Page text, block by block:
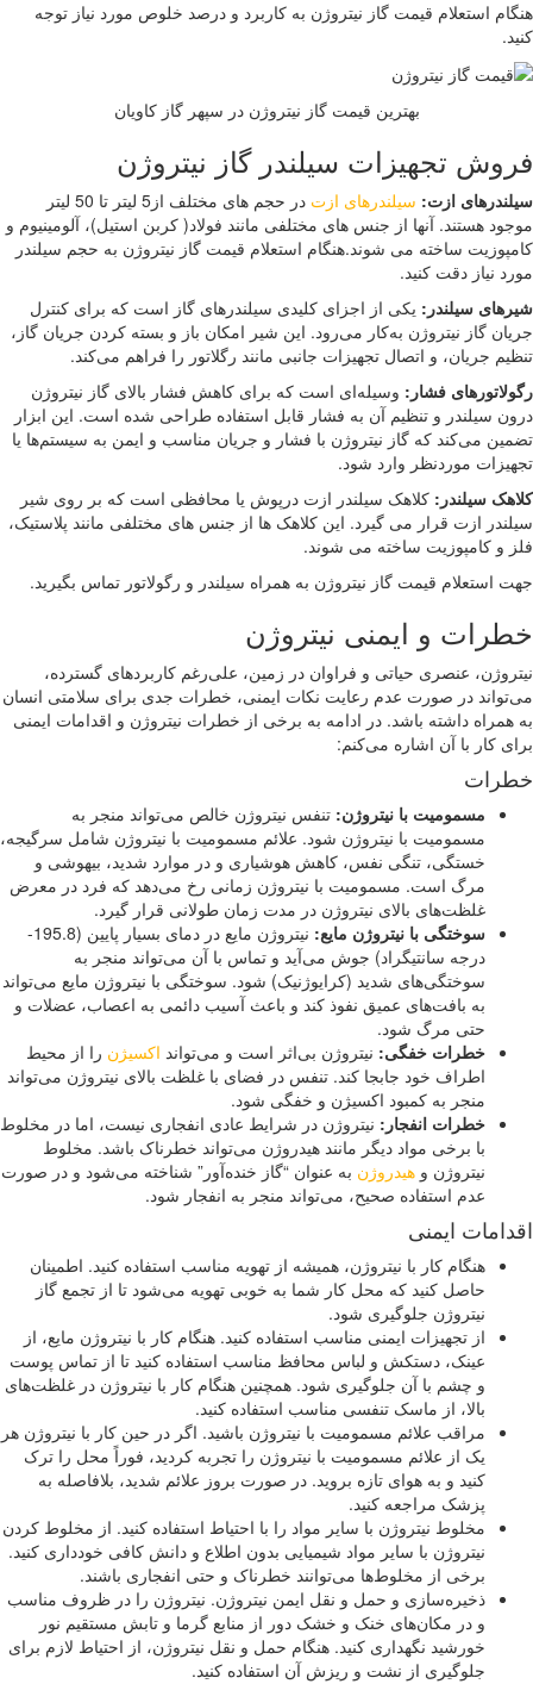
استعلام قیمت گاز نیتروژن به کاربرد و درصد خلوص مورد نیاز توجه
بهترین قیمت گاز نیتروژن در سپهر گاز کاویان
تجهیزات سیلندر گاز نیتروژن
ازت: سیلندرهای ازت
در حجم های مختلف از5 لیتر تا 50 لیتر
هستند. آنها از جنس های مختلفی مانند فولاد( کربن استیل)، آلومینیوم و
ساخته می شوند.هنگام استعلام قیمت گاز نیتروژن به حجم سیلندر
نیاز دقت کنید.
سیلندر:یکی از اجزای کلیدی سیلندرهای گاز است که برای کنترل
گاز نیتروژن به‌کار می‌رود. این شیر امکان باز و بسته کردن جریان گاز،
جریان، و اتصال تجهیزات جانبی مانند رگلاتور را فراهم می‌کند.
فشار:وسیله‌ای است که برای کاهش فشار بالای گاز نیتروژن
سیلندر و تنظیم آن به فشار قابل استفاده طراحی شده است. این ابزار
می‌کند که گاز نیتروژن با فشار و جریان مناسب و ایمن به سیستم‌ها یا
موردنظر وارد شود.
سیلندر:کلاهک سیلندر ازت درپوش یا محافظی است که بر روی شیر
ازت قرار می گیرد. این کلاهک ها از جنس های مختلفی مانند پلاستیک،
و کامپوزیت ساخته می شوند.
استعلام قیمت گاز نیتروژن به همراه سیلندر و رگولاتور تماس بگیرید.
و ایمنی نیتروژن
عنصری حیاتی و فراوان در زمین، علی‌رغم کاربردهای گسترده،
در صورت عدم رعایت نکات ایمنی، خطرات جدی برای سلامتی انسان
داشته باشد. در ادامه به برخی از خطرات نیتروژن و اقدامات ایمنی
کار با آن اشاره می‌کنم:
مسمومیت با نیتروژن:تنفس نیتروژن خالص می‌تواند منجر به
مسمومیت با نیتروژن شود. علائم مسمومیت با نیتروژن شامل سرگیجه،
خستگی، تنگی نفس، کاهش هوشیاری و در موارد شدید، بیهوشی و
مرگ است. مسمومیت با نیتروژن زمانی رخ می‌دهد که فرد در معرض
غلظت‌های بالای نیتروژن در مدت زمان طولانی قرار گیرد.
سوختگی با نیتروژن مایع:
نیتروژن مایع در دمای بسیار پایین (195.8-
درجه سانتیگراد) جوش می‌آید و تماس با آن می‌تواند منجر به
سوختگی‌های شدید (کرایوژنیک) شود. سوختگی با نیتروژن مایع می‌تواند
به بافت‌های عمیق نفوذ کند و باعث آسیب دائمی به اعصاب، عضلات و
حتی مرگ شود.
خطرات خفگی:نیتروژن بی‌اثر است و می‌توانداکسیژنرا از محیط
اطراف خود جابجا کند. تنفس در فضای با غلظت بالای نیتروژن می‌تواند
منجر به کمبود اکسیژن و خفگی شود.
خطرات انفجار:نیتروژن در شرایط عادی انفجاری نیست، اما در مخلوط
با برخی مواد دیگر مانند هیدروژن می‌تواند خطرناک باشد. مخلوط
نیتروژن و هیدروژنبه عنوان “گاز خنده‌آور” شناخته می‌شود و در صورت
عدم استفاده صحیح، می‌تواند منجر به انفجار شود.
ایمنی
هنگام کار با نیتروژن، همیشه از تهویه مناسب استفاده کنید. اطمینان
حاصل کنید که محل کار شما به خوبی تهویه می‌شود تا از تجمع گاز
نیتروژن جلوگیری شود.
از تجهیزات ایمنی مناسب استفاده کنید. هنگام کار با نیتروژن مایع، از
عینک، دستکش و لباس محافظ مناسب استفاده کنید تا از تماس پوست
و چشم با آن جلوگیری شود. همچنین هنگام کار با نیتروژن در غلظت‌های
بالا، از ماسک تنفسی مناسب استفاده کنید.
مراقب علائم مسمومیت با نیتروژن باشید. اگر در حین کار با نیتروژن هر
یک از علائم مسمومیت با نیتروژن را تجربه کردید، فوراً محل را ترک
کنید و به هوای تازه بروید. در صورت بروز علائم شدید، بلافاصله به
پزشک مراجعه کنید.
مخلوط نیتروژن با سایر مواد را با احتیاط استفاده کنید. از مخلوط کردن
نیتروژن با سایر مواد شیمیایی بدون اطلاع و دانش کافی خودداری کنید.
برخی از مخلوط‌ها می‌توانند خطرناک و حتی انفجاری باشند.
ذخیره‌سازی و حمل و نقل ایمن نیتروژن. نیتروژن را در ظروف مناسب
و در مکان‌های خنک و خشک دور از منابع گرما و تابش مستقیم نور
خورشید نگهداری کنید. هنگام حمل و نقل نیتروژن، از احتیاط لازم برای
جلوگیری از نشت و ریزش آن استفاده کنید.